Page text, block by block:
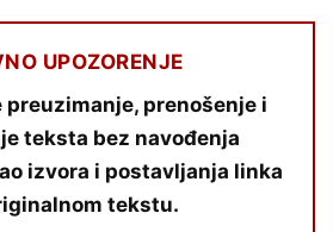
UPOZORENJE
preuzimanje, prenošenje i
teksta bez navođenja
izvora i postavljanja linka
tekstu.